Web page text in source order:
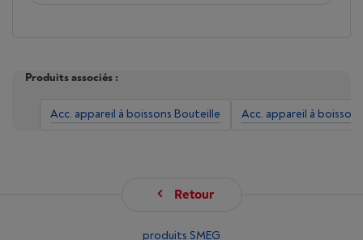
Produits associés :
Acc. appareil à boissons Bouteille Acc. appareil à boissons
Retour
produits SMEG